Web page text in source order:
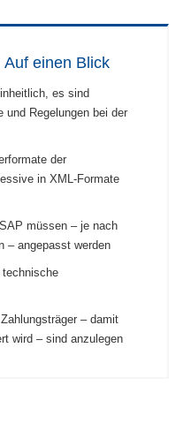
einen Blick
es sind
und Regelungen bei der
der
in XML-Formate
müssen – je nach
– angepasst werden
technische
– damit
wird – sind anzulegen